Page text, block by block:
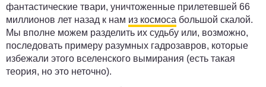
фантастические твари, уничтоженные прилетевшей 66
миллионов лет назад к нам из космоса большой скалой.
Мы вполне можем разделить их судьбу или, возможно,
последовать примеру разумных гадрозавров, которые
избежали этого вселенского вымирания (есть такая
теория, но это неточно).